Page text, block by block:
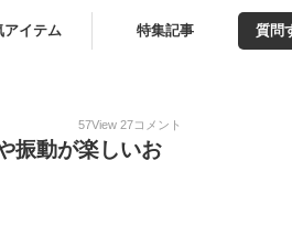
アイテム 特集記事 質問
57View 27コメント
振動が楽しいお